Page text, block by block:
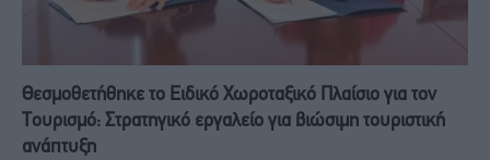
Θεσμοθετήθηκε το Ειδικό Χωροταξικό Πλαίσιο για τον
Τουρισμό: Στρατηγικό εργαλείο για βιώσιμη τουριστική
ανάπτυξη